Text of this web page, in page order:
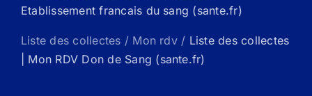
Etablissement francais du sang (sante.fr)
Liste des collectes / Mon rdv / Liste des collectes
| Mon RDV Don de Sang (sante.fr)